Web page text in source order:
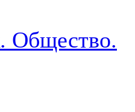
Общество.